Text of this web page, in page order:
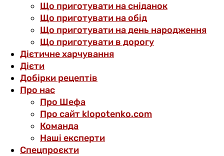
Що приготувати на сніданок
Що приготувати на обід
Що приготувати на день народження
Що приготувати в дорогу
Дієтичне харчування
Дієти
Добірки рецептів
Про нас
Про Шефа
Про сайт klopotenko.com
Команда
Наші експерти
Спецпроєкти